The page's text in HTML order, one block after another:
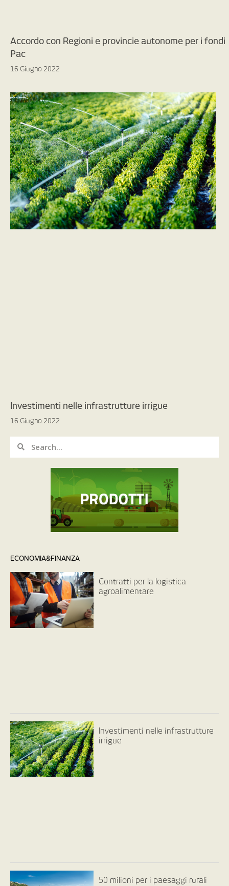
Accordo con Regioni e provincie autonome per i fondi
Pac
16 Giugno 2022
Investimenti nelle infrastrutture irrigue
16 Giugno 2022
ECONOMIA&FINANZA
Contratti per la logistica
agroalimentare
Investimenti nelle infrastrutture
irrigue
50 milioni per i paesaggi rurali